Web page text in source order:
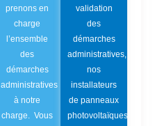
prenons en
charge
l’ensemble
des
démarches
administratives
à notre
charge. Vous
validation
des
démarches
administratives,
nos
installateurs
de panneaux
photovoltaïques